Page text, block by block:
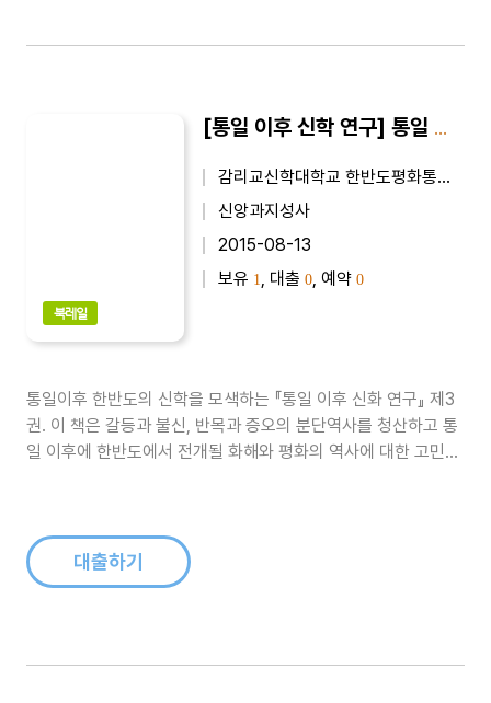
북레일
[통일 이후 신학 연구] 통일 이후 신학 연구 3
감리교신학대학교 한반도평화통일신학연구소
신앙과지성사
2015-08-13
보유 1 , 대출 0 , 예약 0
통일이후 한반도의 신학을 모색하는 『통일 이후 신화 연구』 제3
권. 이 책은 갈등과 불신, 반목과 증오의 분단역사를 청산하고 통
일 이후에 한반도에서 전개될 화해와 평화의 역사에 대한 고민을
대출하기